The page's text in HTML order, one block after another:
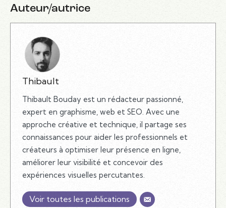
Auteur/autrice
Thibault
Thibault Bouday est un rédacteur passionné,
expert en graphisme, web et SEO. Avec une
approche créative et technique, il partage ses
connaissances pour aider les professionnels et
créateurs à optimiser leur présence en ligne,
améliorer leur visibilité et concevoir des
expériences visuelles percutantes.
Voir toutes les publications